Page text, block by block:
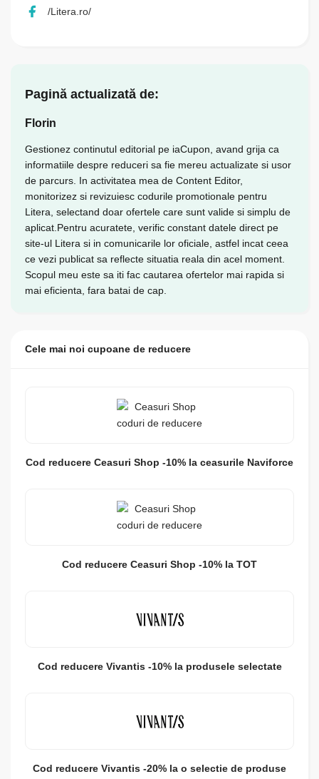
/Litera.ro/
Pagină actualizată de:
Florin
Gestionez continutul editorial pe iaCupon, avand grija ca
informatiile despre reduceri sa fie mereu actualizate si usor
de parcurs. In activitatea mea de Content Editor,
monitorizez si revizuiesc codurile promotionale pentru
Litera, selectand doar ofertele care sunt valide si simplu de
aplicat.Pentru acuratete, verific constant datele direct pe
site-ul Litera si in comunicarile lor oficiale, astfel incat ceea
ce vezi publicat sa reflecte situatia reala din acel moment.
Scopul meu este sa iti fac cautarea ofertelor mai rapida si
mai eficienta, fara batai de cap.
Cele mai noi cupoane de reducere
Cod reducere Ceasuri Shop -10% la ceasurile Naviforce
Cod reducere Ceasuri Shop -10% la TOT
Cod reducere Vivantis -10% la produsele selectate
Cod reducere Vivantis -20% la o selectie de produse